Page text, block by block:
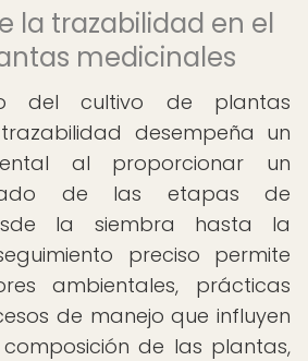
la trazabilidad en el
medicinales
del cultivo de plantas
desempeña un
al proporcionar un
de las etapas de
la siembra hasta la
preciso permite
ambientales, prácticas
de manejo que influyen
de las plantas,